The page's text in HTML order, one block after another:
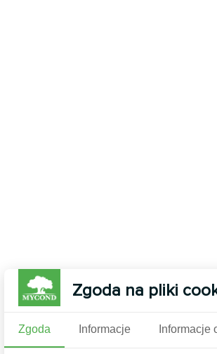
Zgoda na pliki
Zgoda Informacje Informacje